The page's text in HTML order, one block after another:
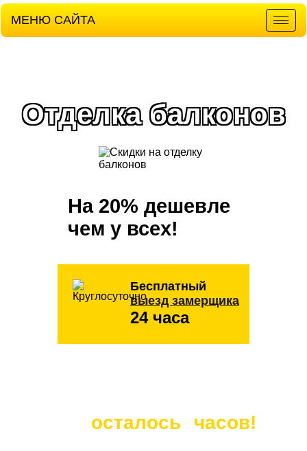
МЕНЮ САЙТА
Отделка балконов
На 20% дешевле
чем у всех!
Бесплатный
выезд замерщика
24 часа
осталось часов!